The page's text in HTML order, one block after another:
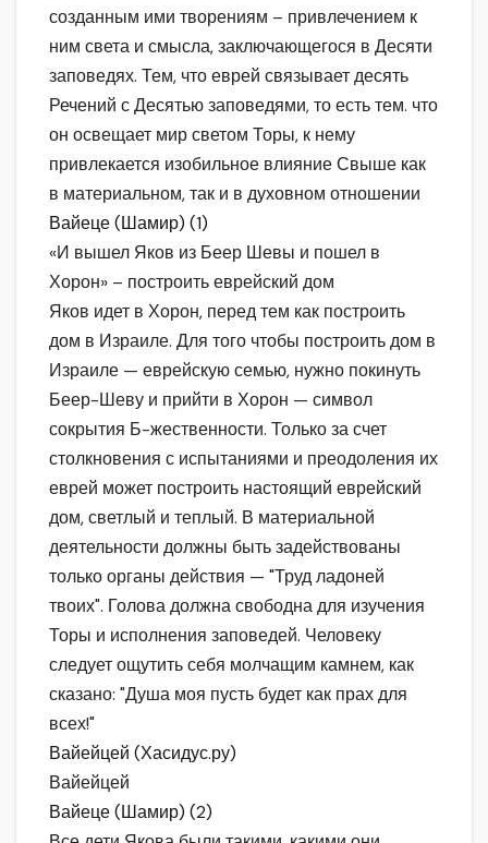
созданным ими творениям – привлечением к
ним света и смысла, заключающегося в Десяти
заповедях. Тем, что еврей связывает десять
Речений с Десятью заповедями, то есть тем. что
он освещает мир светом Торы, к нему
привлекается изобильное влияние Свыше как
в материальном, так и в духовном отношении
Вайеце (Шамир) (1)
«И вышел Яков из Беер Шевы и пошел в
Хорон» – построить еврейский дом
Яков идет в Хорон, перед тем как построить
дом в Израиле. Для того чтобы построить дом в
Израиле — еврейскую семью, нужно покинуть
Беер-Шеву и прийти в Хорон — символ
сокрытия Б-жественности. Только за счет
столкновения с испытаниями и преодоления их
еврей может построить настоящий еврейский
дом, светлый и теплый. В материальной
деятельности должны быть задействованы
только органы действия — "Труд ладоней
твоих". Голова должна свободна для изучения
Торы и исполнения заповедей. Человеку
следует ощутить себя молчащим камнем, как
сказано: "Душа моя пусть будет как прах для
всех!"
Вайейцей (Хасидус.ру)
Вайейцей
Вайеце (Шамир) (2)